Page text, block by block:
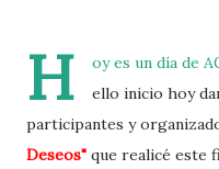
H
oy es un día de
ello inicio hoy
participantes y
Deseos" que realicé este